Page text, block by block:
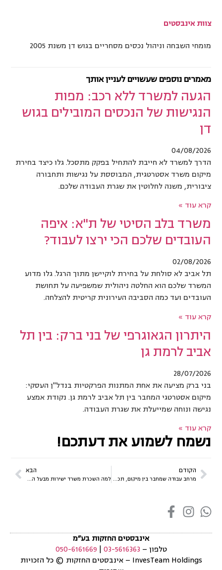
צוות אינבסטים
מומחי השבחה וניהול נכסים מסחריים בגוש דן משנת 2005
מאמרים נוספים שעשויים לעניין אותך
הגעה למשרד ללא רכב: מפות
הנגישות של הנכסים המובילים בגוש
דן
04/08/2026
הדרך למשרד לא חייבת להתחיל בפקק מתסכל. גלו כיצד בחירת
מיקום משרד אסטרטגית, המבוססת על נגישות ותחבורה
ציבורית, משנה לחלוטין את שגרת העבודה שלכם.
קרא עוד »
משרד בלב הסיטי של ת"א: איפה
העובדים שלכם הכי ירצו לעבוד?
02/08/2026
תל אביב לא סולחת על בחירת לוקיישן מתוך הרגל. גלו מדוע
המשרד שלכם הוא החלטה ניהולית שמשפיעה על תחושת
העובדים ועד כמה הסביבה העירונית קריטית להצלחה.
קרא עוד »
היתרון הגאוגרפי של בני ברק: בין תל
אביב לרמת גן
28/07/2026
בני ברק מציעה את אחת המתנות הפרקטיות בנדל"ן העסקי:
מיקום אסטרטגי המחבר בין תל אביב לרמת גן. נקודת אמצע
נגישה ונוחה שמייעלת את שגרת העבודה.
קרא עוד »
נשמח לשמוע את דעתכם!
הקודם
מרחב עבודה שמחבר בין מיקום, תכנון וניהול
הבא
למה השכרת משרד ישירות מבעל הנכס היא ההחלטה הכלכלית הכי חכמה ב-2026?
אינבסטים החזקות בע״מ
טלפון – 03-5616363
050-6161669
InvesTeam Holdings
–אינבסטים החזקות ©כל הזכויות